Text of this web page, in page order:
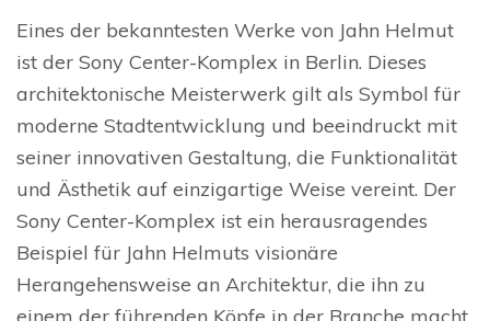
Eines der bekanntesten Werke von Jahn Helmut
ist der Sony Center-Komplex in Berlin. Dieses
architektonische Meisterwerk gilt als Symbol für
moderne Stadtentwicklung und beeindruckt mit
seiner innovativen Gestaltung, die Funktionalität
und Ästhetik auf einzigartige Weise vereint. Der
Sony Center-Komplex ist ein herausragendes
Beispiel für Jahn Helmuts visionäre
Herangehensweise an Architektur, die ihn zu
einem der führenden Köpfe in der Branche macht.